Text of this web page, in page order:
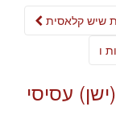
Post
שיש קלאסית
עסיסי